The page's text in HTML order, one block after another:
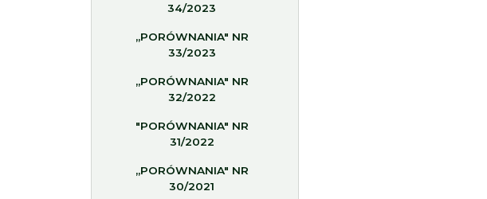
34/2023
„PORÓWNANIA" NR
33/2023
„PORÓWNANIA" NR
32/2022
"PORÓWNANIA" NR
31/2022
„PORÓWNANIA" NR
30/2021